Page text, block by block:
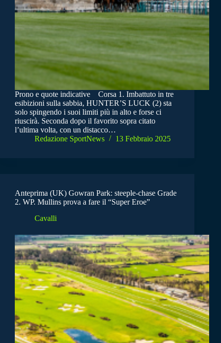
Prono e quote indicative Corsa 1. Imbattuto in tre
esibizioni sulla sabbia, HUNTER’S LUCK (2) sta
solo spingendo i suoi limiti più in alto e forse ci
riuscirà. Seconda dopo il favorito sopra citato
l’ultima volta, con un distacco…
Redazione SportNews
13 Febbraio 2025
Anteprima (UK) Gowran Park: steeple-chase Grade
2. WP. Mullins prova a fare il “Super Eroe”
Cavalli